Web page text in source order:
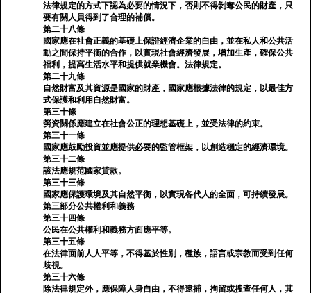
法律規定的方式下認為必要的情況下，否則不得剝奪公民的財產，只
要有關人員得到了合理的補償。
第二十八條
國家應在社會正義的基礎上保證經濟企業的自由，並在私人和公共活
動之間保持平衡的合作，以實現社會經濟發展，增加生產，確保公共
福利，提高生活水平和提供就業機會。法律規定。
第二十九條
自然財富及其資源是國家的財產，國家應根據法律的規定，以最佳方
式保護和利用自然財富。
第三十條
勞資關係應建立在社會公正的理想基礎上，並受法律的約束。
第三十一條
國家應鼓勵投資並應提供必要的監管框架，以創造穩定的經濟環境。
第三十二條
該法應規范國家貸款。
第三十三條
國家應保護環境及其自然平衡，以實現各代人的全面，可持續發展。
第三部分公共權利和義務
第三十四條
公民在公共權利和義務方面應平等。
第三十五條
在法律面前人人平等，不得基於性別，種族，語言或宗教而受到任何
歧視。
第三十六條
除法律規定外，應保障人身自由，不得逮捕，拘留或搜查任何人，其